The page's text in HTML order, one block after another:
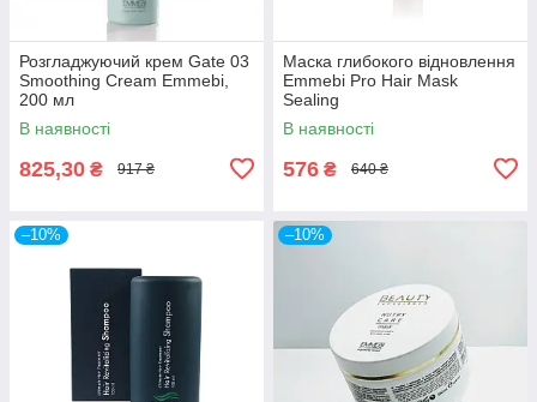
Розгладжуючий крем Gate 03
Smoothing Cream Emmebi,
200 мл
В наявності
825,30 ₴ 917 ₴
Маска глибокого відновлення
Emmebi Pro Hair Mask
Sealing
В наявності
576 ₴ 640 ₴
–10% –10%